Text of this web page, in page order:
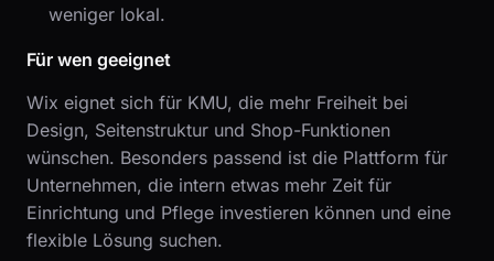
weniger lokal.
Für wen geeignet
Wix eignet sich für KMU, die mehr Freiheit bei
Design, Seitenstruktur und Shop-Funktionen
wünschen. Besonders passend ist die Plattform für
Unternehmen, die intern etwas mehr Zeit für
Einrichtung und Pflege investieren können und eine
flexible Lösung suchen.